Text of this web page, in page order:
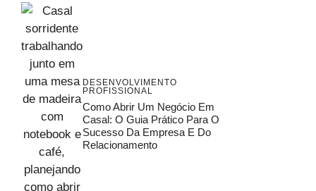
DESENVOLVIMENTO
PROFISSIONAL
Como Abrir Um Negócio Em
Casal: O Guia Prático Para O
Sucesso Da Empresa E Do
Relacionamento